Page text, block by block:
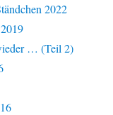
2022
… (Teil 2)